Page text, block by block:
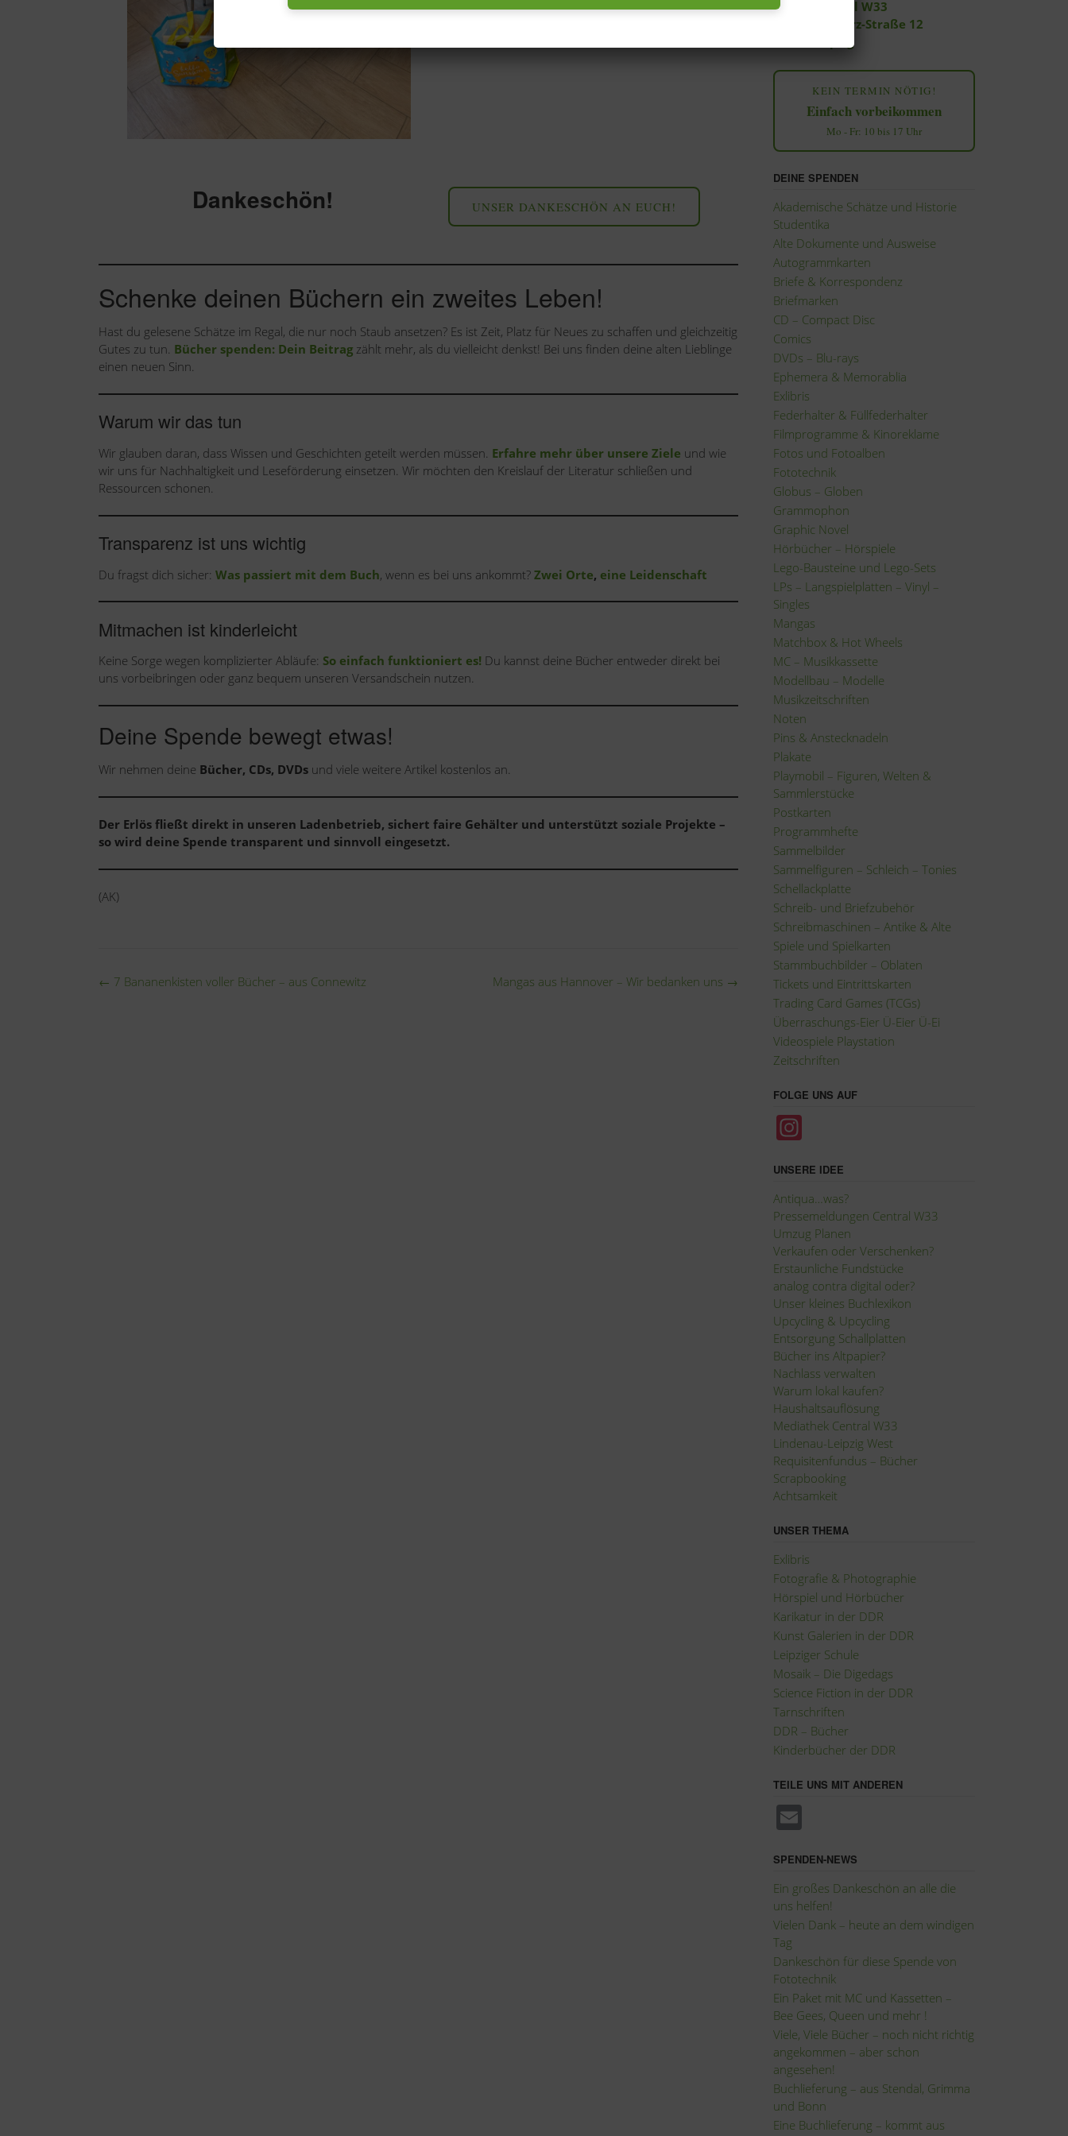
Dankeschön! UNSER DANKESCHÖN AN EUCH!
Schenke deinen Büchern ein zweites Leben!
Hast du gelesene Schätze im Regal, die nur noch Staub ansetzen? Es ist Zeit, Platz für Neues zu schaffen und gleichzeitig
Gutes zu tun. Bücher spenden: Dein Beitrag zählt mehr, als du vielleicht denkst! Bei uns finden deine alten Lieblinge
einen neuen Sinn.
Warum wir das tun
Wir glauben daran, dass Wissen und Geschichten geteilt werden müssen. Erfahre mehr über unsere Ziele und wie
wir uns für Nachhaltigkeit und Leseförderung einsetzen. Wir möchten den Kreislauf der Literatur schließen und
Ressourcen schonen.
Transparenz ist uns wichtig
Du fragst dich sicher: Was passiert mit dem Buch, wenn es bei uns ankommt? Zwei Orte, eine Leidenschaft
Mitmachen ist kinderleicht
Keine Sorge wegen komplizierter Abläufe: So einfach funktioniert es! Du kannst deine Bücher entweder direkt bei
uns vorbeibringen oder ganz bequem unseren Versandschein nutzen.
Deine Spende bewegt etwas!
Wir nehmen deine Bücher, CDs, DVDs und viele weitere Artikel kostenlos an.
Der Erlös fließt direkt in unseren Ladenbetrieb, sichert faire Gehälter und unterstützt soziale Projekte –
so wird deine Spende transparent und sinnvoll eingesetzt.
(AK)
Post
Mangas aus Hannover – Wir bedanken uns →
← 7 Bananenkisten voller Bücher – aus Connewitz
Filiale Central W33
Georg-Schwarz-Straße 12
04177 Leipzig
KEIN TERMIN NÖTIG!
Einfach vorbeikommen
Mo - Fr: 10 bis 17 Uhr
DEINE SPENDEN
Akademische Schätze und Historie
Studentika
Alte Dokumente und Ausweise
Autogrammkarten
Briefe & Korrespondenz
Briefmarken
CD – Compact Disc
Comics
DVDs – Blu-rays
Ephemera & Memorablia
Exlibris
Federhalter & Füllfederhalter
Filmprogramme & Kinoreklame
Fotos und Fotoalben
Fototechnik
Globus – Globen
Grammophon
Graphic Novel
Hörbücher – Hörspiele
Lego-Bausteine und Lego-Sets
LPs – Langspielplatten – Vinyl –
Singles
Mangas
Matchbox & Hot Wheels
MC – Musikkassette
Modellbau – Modelle
Musikzeitschriften
Noten
Pins & Anstecknadeln
Plakate
Playmobil – Figuren, Welten &
Sammlerstücke
Postkarten
Programmhefte
Sammelbilder
Sammelfiguren – Schleich – Tonies
Schellackplatte
Schreib- und Briefzubehör
Schreibmaschinen – Antike & Alte
Spiele und Spielkarten
Stammbuchbilder – Oblaten
Tickets und Eintrittskarten
Trading Card Games (TCGs)
Überraschungs-Eier Ü-Eier Ü-Ei
Videospiele Playstation
Zeitschriften
FOLGE UNS AUF
a
gr
a
m
UNSERE IDEE
Antiqua…was?
Pressemeldungen Central W33
Umzug Planen
Verkaufen oder Verschenken?
Erstaunliche Fundstücke
analog contra digital oder?
Unser kleines Buchlexikon
Upcycling & Upcycling
Entsorgung Schallplatten
Bücher ins Altpapier?
Nachlass verwalten
Warum lokal kaufen?
Haushaltsauflösung
Mediathek Central W33
Lindenau-Leipzig West
Requisitenfundus – Bücher
Scrapbooking
Achtsamkeit
UNSER THEMA
Exlibris
Fotografie & Photographie
Hörspiel und Hörbücher
Karikatur in der DDR
Kunst Galerien in der DDR
Leipziger Schule
Mosaik – Die Digedags
Science Fiction in der DDR
Tarnschriften
DDR – Bücher
Kinderbücher der DDR
TEILE UNS MIT ANDEREN
ail
SPENDEN-NEWS
Ein großes Dankeschön an alle die
uns helfen!
Vielen Dank – heute an dem windigen
Tag
Dankeschön für diese Spende von
Fototechnik
Ein Paket mit MC und Kassetten –
Bee Gees, Queen und mehr !
Viele, Viele Bücher – noch nicht richtig
angekommen – aber schon
angesehen!
Buchlieferung – aus Stendal, Grimma
und Bonn
Eine Buchlieferung – kommt aus